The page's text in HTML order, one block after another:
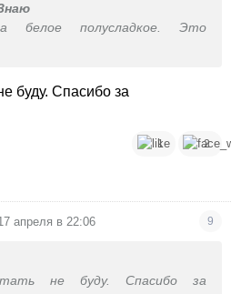
белое полусладкое. Это
буду. Спасибо за
1 2
апреля в 22:06 9
не буду. Спасибо за